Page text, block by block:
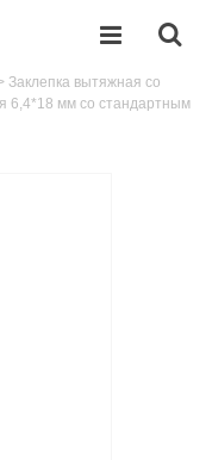
Заклепка вытяжная со
6,4*18 мм со стандартным